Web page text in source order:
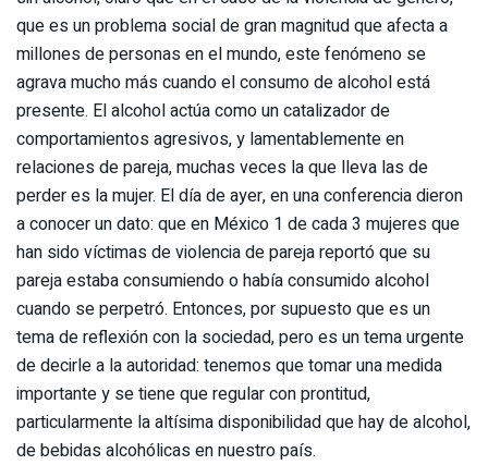
que es un problema social de gran magnitud que afecta a
millones de personas en el mundo, este fenómeno se
agrava mucho más cuando el consumo de alcohol está
presente. El alcohol actúa como un catalizador de
comportamientos agresivos, y lamentablemente en
relaciones de pareja, muchas veces la que lleva las de
perder es la mujer. El día de ayer, en una conferencia dieron
a conocer un dato: que en México 1 de cada 3 mujeres que
han sido víctimas de violencia de pareja reportó que su
pareja estaba consumiendo o había consumido alcohol
cuando se perpetró. Entonces, por supuesto que es un
tema de reflexión con la sociedad, pero es un tema urgente
de decirle a la autoridad: tenemos que tomar una medida
importante y se tiene que regular con prontitud,
particularmente la altísima disponibilidad que hay de alcohol,
de bebidas alcohólicas en nuestro país.